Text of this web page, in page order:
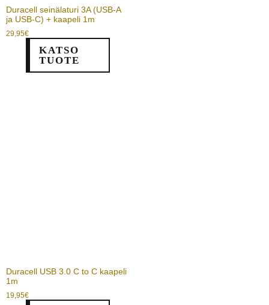
Duracell seinälaturi 3A (USB-A
ja USB-C) + kaapeli 1m
29,95€
KATSO
TUOTE
Duracell USB 3.0 C to C kaapeli
1m
19,95€